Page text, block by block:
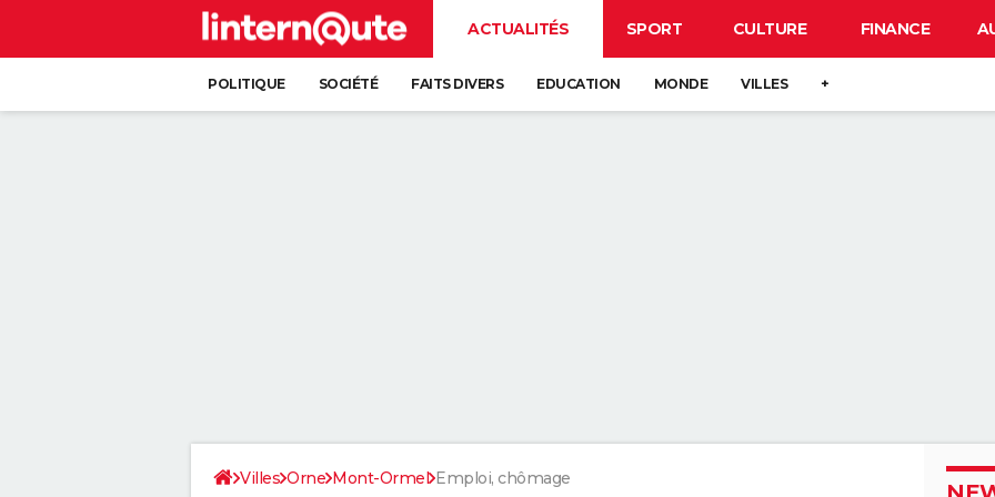
ACTUALITÉS SPORT CULTURE FINANCE
POLITIQUE SOCIÉTÉ FAITS DIVERS EDUCATION MONDE VILLES +
Villes Orne Mont-Ormel Emploi, chômage